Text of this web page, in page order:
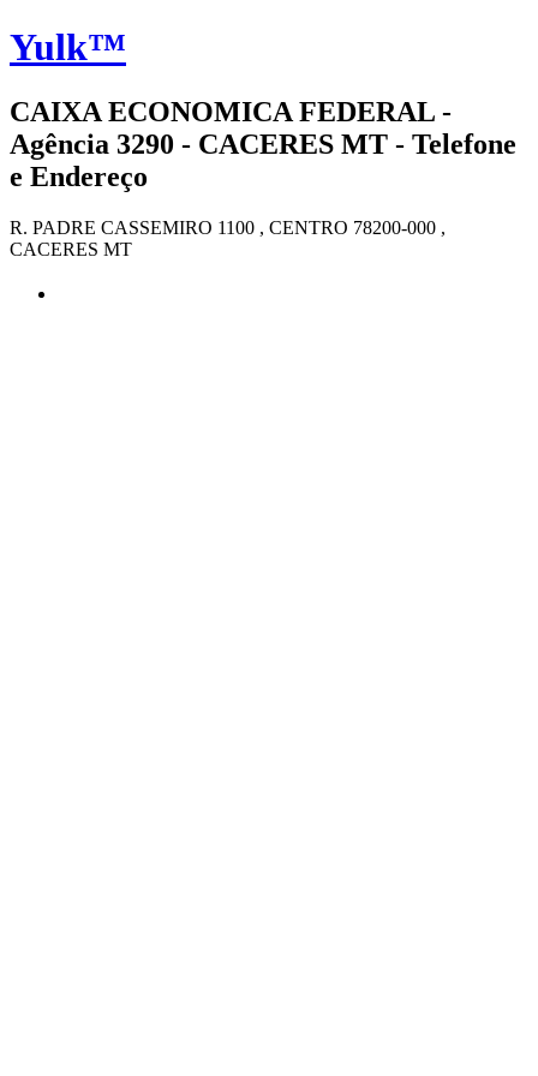
Yulk™
CAIXA ECONOMICA FEDERAL -
Agência 3290 - CACERES MT - Telefone
e Endereço
R. PADRE CASSEMIRO 1100 , CENTRO 78200-000 ,
CACERES MT